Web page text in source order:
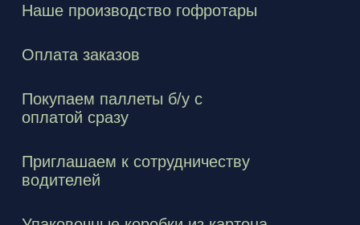
Наше производство гофротары
Оплата заказов
Покупаем паллеты б/у с
оплатой сразу
Приглашаем к сотрудничеству
водителей